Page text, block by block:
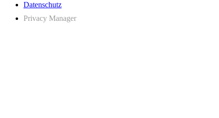
Datenschutz
Privacy Manager